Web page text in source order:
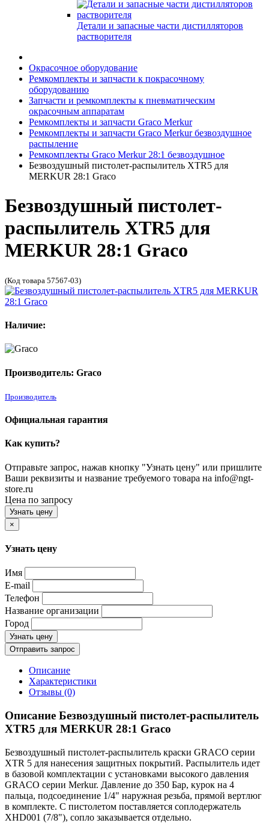
Детали и запасные части дистилляторов
растворителя
Окрасочное оборудование
Ремкомплекты и запчасти к покрасочному
оборудованию
Запчасти и ремкомплекты к пневматическим
окрасочным аппаратам
Ремкомплекты и запчасти Graco Merkur
Ремкомплекты и запчасти Graco Merkur безвоздушное
распыление
Ремкомплекты Graco Merkur 28:1 безвоздушное
Безвоздушный пистолет-распылитель XTR5 для
MERKUR 28:1 Graco
Безвоздушный пистолет-
распылитель XTR5 для
MERKUR 28:1 Graco
(Код товара 57567-03)
Наличие:
Производитель: Graco
Производитель
Официальная гарантия
Как купить?
Отправьте запрос, нажав кнопку "Узнать цену" или пришлите
Ваши реквизиты и название требуемого товара на info@ngt-
store.ru
Цена по запросу
Узнать цену
×
Узнать цену
Имя
E-mail
Телефон
Название организации
Город
Узнать цену
Отправить запрос
Описание
Характеристики
Отзывы (0)
Описание Безвоздушный пистолет-распылитель
XTR5 для MERKUR 28:1 Graco
Безвоздушный пистолет-распылитель краски GRACO серии
XTR 5 для нанесения защитных покрытий. Распылитель идет
в базовой комплектации с установками высокого давления
GRACO серии Merkur. Давление до 350 Бар, курок на 4
пальца, подсоединение 1/4" наружная резьба, прямой вертлюг
в комплекте. С пистолетом поставляется соплодержатель
XHD001 (7/8"), сопло заказывается отдельно.